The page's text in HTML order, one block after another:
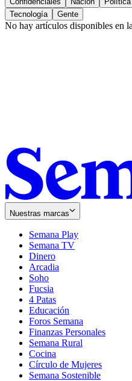
Tecnología
Gente
No hay artículos disponibles en
Nuestras marcas
Semana Play
Semana TV
Dinero
Arcadia
Soho
in
new
window
Fucsia
in
new
window
4 Patas
Educación
Foros Semana
Finanzas Personales
Semana Rural
Cocina
Círculo de Mujeres
Semana Sostenible